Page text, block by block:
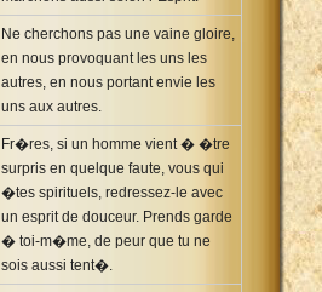
Ne cherchons pas une vaine gloire,
en nous provoquant les uns les
autres, en nous portant envie les
uns aux autres.
Fr�res, si un homme vient � �tre
surpris en quelque faute, vous qui
�tes spirituels, redressez-le avec
un esprit de douceur. Prends garde
� toi-m�me, de peur que tu ne
sois aussi tent�.